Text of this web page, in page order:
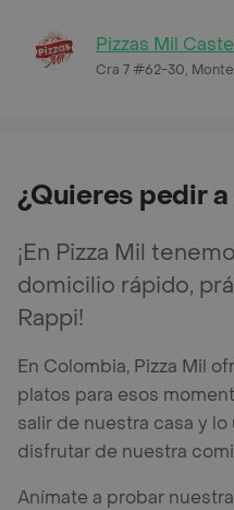
Pizzas Mil
Cra 7 #62-30,
¿Quieres pedir
¡En Pizza Mil
domicilio rápido,
Rappi!
En Colombia, Pizza Mil
platos para esos
salir de nuestra casa y
disfrutar de nuestra
Anímate a probar